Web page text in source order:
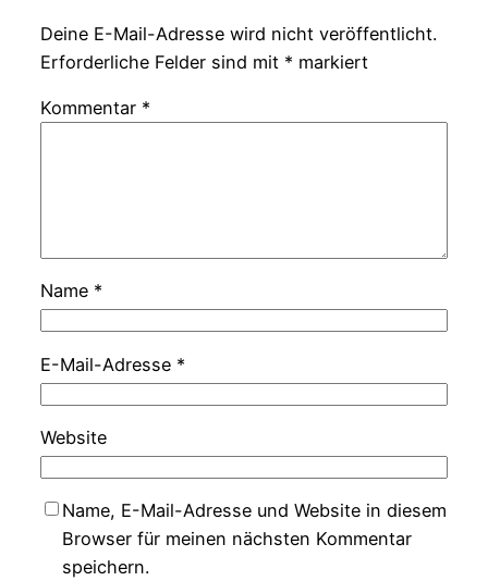
Deine E-Mail-Adresse wird nicht veröffentlicht.
Erforderliche Felder sind mit * markiert
Kommentar *
Name *
E-Mail-Adresse *
Website
Name, E-Mail-Adresse und Website in diesem
Browser für meinen nächsten Kommentar
speichern.